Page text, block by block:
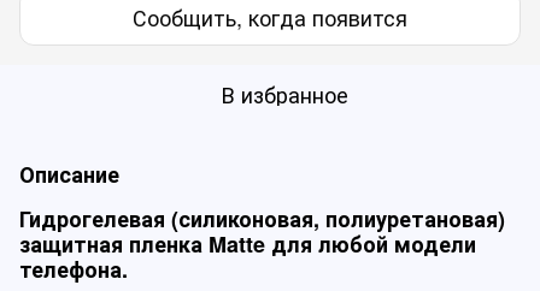
Сообщить, когда появится
В избранное
Описание
Гидрогелевая (силиконовая, полиуретановая)
защитная пленка Matte для любой модели
телефона.